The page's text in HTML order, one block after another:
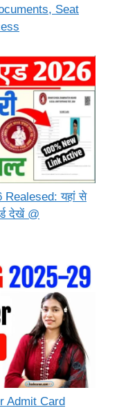
Seat
Realesed: यहां से
देखें @
Admit Card